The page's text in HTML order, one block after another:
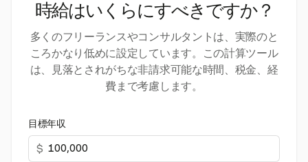
時給はいくらにすべきですか？
多くのフリーランスやコンサルタントは、実際のと
ころかなり低めに設定しています。この計算ツール
は、見落とされがちな非請求可能な時間、税金、経
費まで考慮します。
目標年収
$